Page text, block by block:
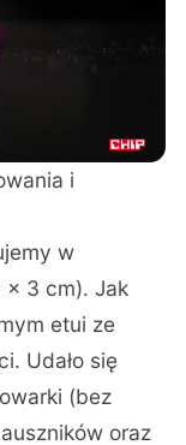
i
w
x 3 cm). Jak
etui ze
Udało się
(bez
oraz